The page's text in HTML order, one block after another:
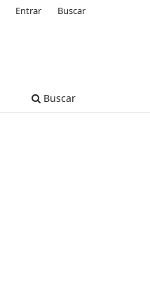
Buscar
Entrar Buscar